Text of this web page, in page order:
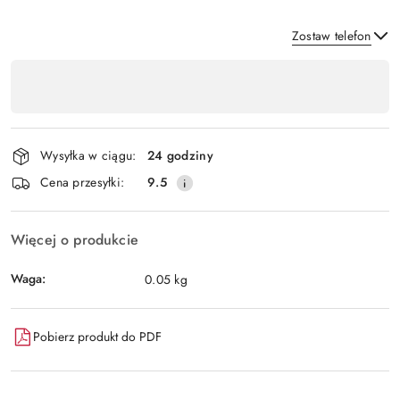
Zostaw telefon
płatność
i
dostawa
Wysyłka w ciągu:
24 godziny
Cena przesyłki:
9.5
Więcej o produkcie
Waga: 0.05 kg
Pobierz produkt do PDF